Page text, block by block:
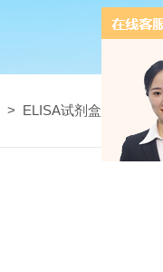
> ELISA试剂盒 >